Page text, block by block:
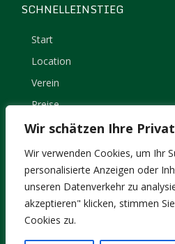
Wir schätzen Ihre
Wir verwenden Cookies, um Ihr
personalisierte Anzeigen oder
unseren Datenverkehr zu
akzeptieren" klicken, stimmen
Cookies zu.
SCHNELLEINSTIEG
Start
Location
Verein
Preise
Kontakt
Impressum
Datenschutz